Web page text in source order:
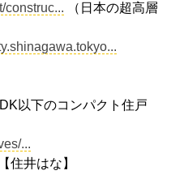
construc... （日本の超高層
以下のコンパクト住戸
...
住井はな】